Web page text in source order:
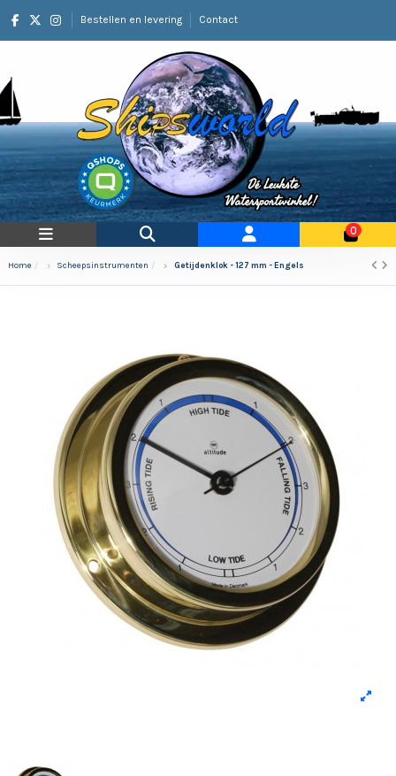
Bestellen en levering Contact
0
Home Scheepsinstrumenten Getijdenklok - 127 mm - Engels